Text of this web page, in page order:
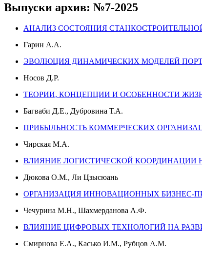
Выпуски архив: №7-2025
АНАЛИЗ СОСТОЯНИЯ
Гарин А.А.
ЭВОЛЮЦИЯ ДИНАМИЧЕСКИХ МОДЕЛЕЙ
Носов Д.Р.
ТЕОРИИ, КОНЦЕПЦИИ И ОСОБЕННОСТИ
Багваби Д.Е., Дубровина Т.А.
ПРИБЫЛЬНОСТЬ КОММЕРЧЕСКИХ
Чирская М.А.
ВЛИЯНИЕ ЛОГИСТИЧЕСКОЙ КООРДИНАЦИИ
Дюкова О.М., Ли Цзысюань
ОРГАНИЗАЦИЯ ИННОВАЦИОННЫХ БИЗНЕС-
Чечурина М.Н., Шахмерданова А.Ф.
ВЛИЯНИЕ ЦИФРОВЫХ ТЕХНОЛОГИЙ НА
Смирнова Е.А., Касько И.М., Рубцов А.М.